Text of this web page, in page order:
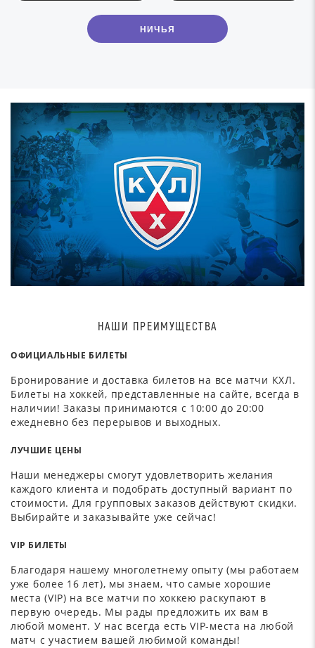
НИЧЬЯ
НАШИ ПРЕИМУЩЕСТВА
ОФИЦИАЛЬНЫЕ БИЛЕТЫ
Бронирование и доставка билетов на все матчи КХЛ.
Билеты на хоккей, представленные на сайте, всегда в
наличии! Заказы принимаются с 10:00 до 20:00
ежедневно без перерывов и выходных.
ЛУЧШИЕ ЦЕНЫ
Наши менеджеры смогут удовлетворить желания
каждого клиента и подобрать доступный вариант по
стоимости. Для групповых заказов действуют скидки.
Выбирайте и заказывайте уже сейчас!
VIP БИЛЕТЫ
Благодаря нашему многолетнему опыту (мы работаем
уже более 16 лет), мы знаем, что самые хорошие
места (VIP) на все матчи по хоккею раскупают в
первую очередь. Мы рады предложить их вам в
любой момент. У нас всегда есть VIP-места на любой
матч с участием вашей любимой команды!